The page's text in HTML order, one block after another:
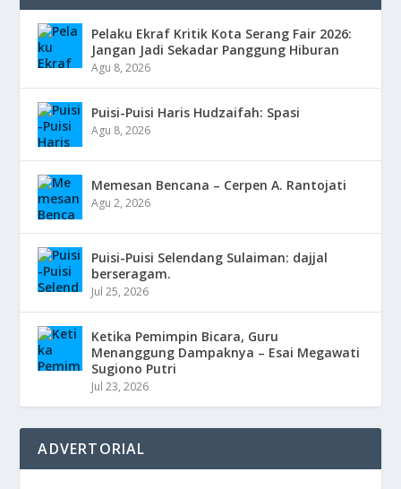
Pelaku Ekraf Kritik Kota Serang Fair 2026:
Jangan Jadi Sekadar Panggung Hiburan
Agu 8, 2026
Puisi-Puisi Haris Hudzaifah: Spasi
Agu 8, 2026
Memesan Bencana – Cerpen A. Rantojati
Agu 2, 2026
Puisi-Puisi Selendang Sulaiman: dajjal
berseragam.
Jul 25, 2026
Ketika Pemimpin Bicara, Guru
Menanggung Dampaknya – Esai Megawati
Sugiono Putri
Jul 23, 2026
ADVERTORIAL